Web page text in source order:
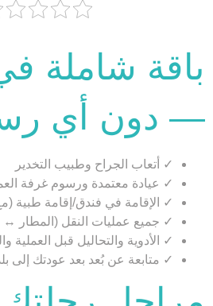
باقة شاملة
— دون أي
✓ أتعاب الجراح وطبيب التخدير
✓ عيادة معتمدة ورسوم غرفة
✓ الإقامة في فندق/إقامة طبية
✓ جميع عمليات النقل (المطار ↔
✓ الأدوية والتحاليل قبل العملية
✓ متابعة عن بُعد بعد عودتك إلى